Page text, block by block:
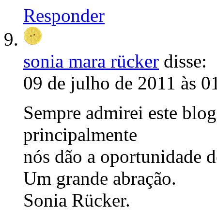
Responder
sonia mara rücker disse:
09 de julho de 2011 às
Sempre admirei este
principalmente
nós dão a oportunidade
Um grande abração.
Sonia Rücker.